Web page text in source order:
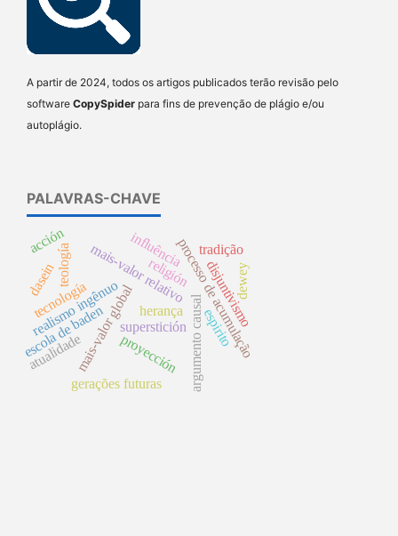
A partir de 2024, todos os artigos publicados terão revisão pelo
software CopySpider para fins de prevenção de plágio e/ou
autoplágio.
PALAVRAS-CHAVE
argumento causal
superstición
proyecciónprocesso de acumulação
mais-valor global
mais-valor relativo disjuntivismo
religión
realismo ingênuo
tecnología dewey
teología
espirito
influência
escola de baden
dasein
herança
tradição
gerações futuras
acción
atualidade